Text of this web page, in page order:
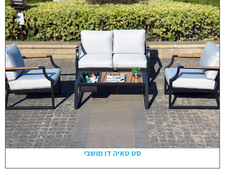
סט טאיה דו מושבי